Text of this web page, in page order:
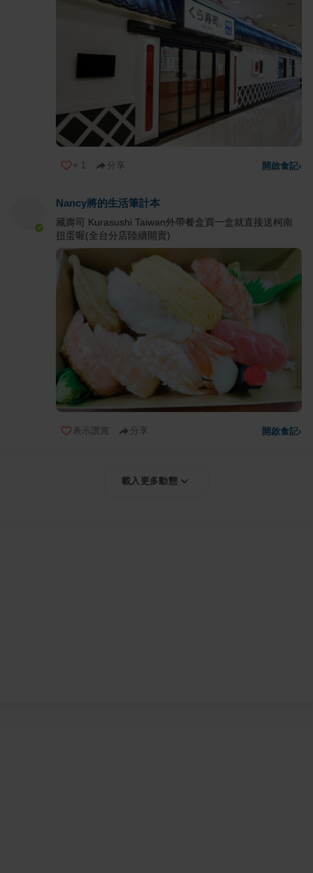
+ 1 分享 開啟食記›
Nancy將的生活筆計本
藏壽司 Kurasushi Taiwan外帶餐盒買一盒就直接送柯南
扭蛋喔(全台分店陸續開賣)
表示讚賞 分享 開啟食記›
載入更多動態